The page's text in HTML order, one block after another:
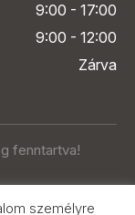
9:00 - 17:00
9:00 - 12:00
Zárva
fenntartva!
személyre